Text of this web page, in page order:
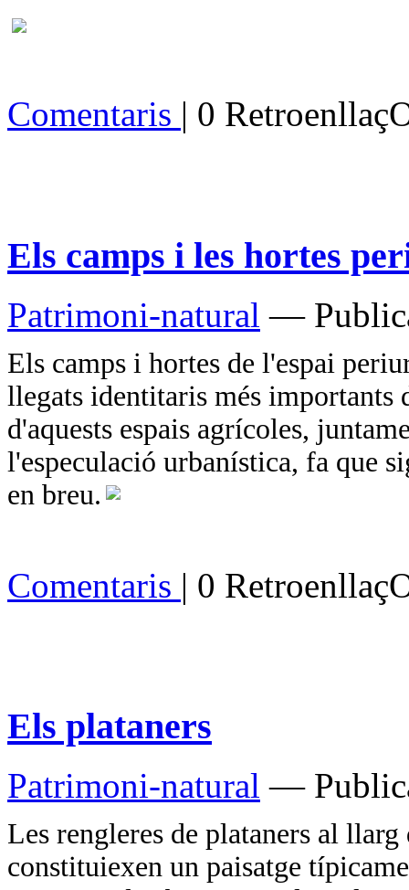
Comentaris | 0
Els camps i les hortes
Patrimoni-natural —
Els camps i hortes de l'espai
llegats identitaris més
d'aquests espais agrícoles,
l'especulació urbanística, fa que
en breu.
Comentaris | 0
Els plataners
Patrimoni-natural —
Les rengleres de plataners al
constituiexen un paisatge